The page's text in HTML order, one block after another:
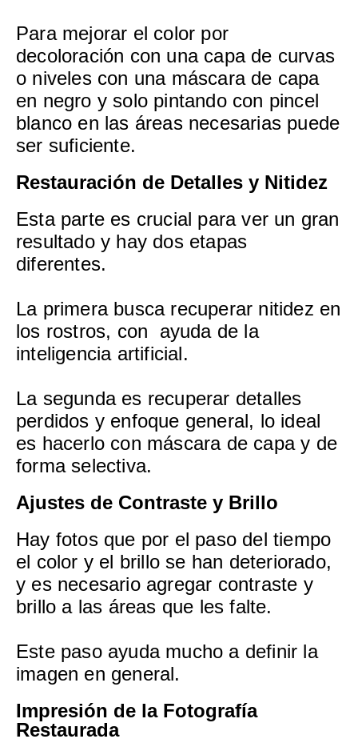
Para mejorar el color por
decoloración con una capa de curvas
o niveles con una máscara de capa
en negro y solo pintando con pincel
blanco en las áreas necesarias puede
ser suficiente.
Restauración de Detalles y Nitidez
Esta parte es crucial para ver un gran
resultado y hay dos etapas
diferentes.
La primera busca recuperar nitidez en
los rostros, con ayuda de la
inteligencia artificial.
La segunda es recuperar detalles
perdidos y enfoque general, lo ideal
es hacerlo con máscara de capa y de
forma selectiva.
Ajustes de Contraste y Brillo
Hay fotos que por el paso del tiempo
el color y el brillo se han deteriorado,
y es necesario agregar contraste y
brillo a las áreas que les falte.
Este paso ayuda mucho a definir la
imagen en general.
Impresión de la Fotografía
Restaurada